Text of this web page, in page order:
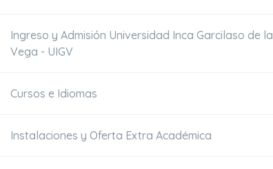
Ingreso y Admisión Universidad Inca Garcilaso de la
Vega - UIGV
Cursos e Idiomas
Instalaciones y Oferta Extra Académica